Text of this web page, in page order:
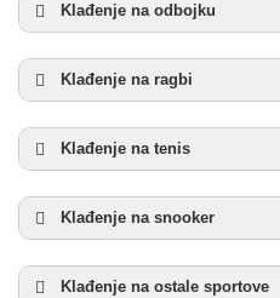
Klađenje na odbojku
Klađenje na ragbi
Klađenje na tenis
Klađenje na snooker
Klađenje na ostale sportove